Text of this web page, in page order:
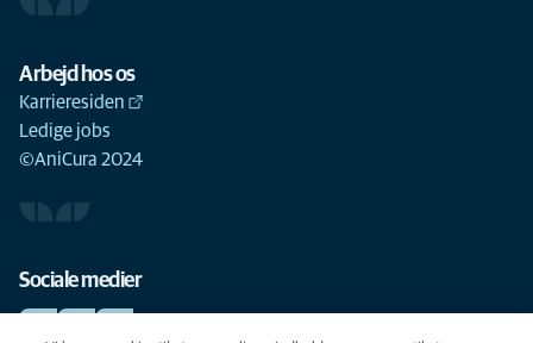
Arbejd hos os
Karrieresiden
Ledige jobs
©AniCura 2024
Sociale medier